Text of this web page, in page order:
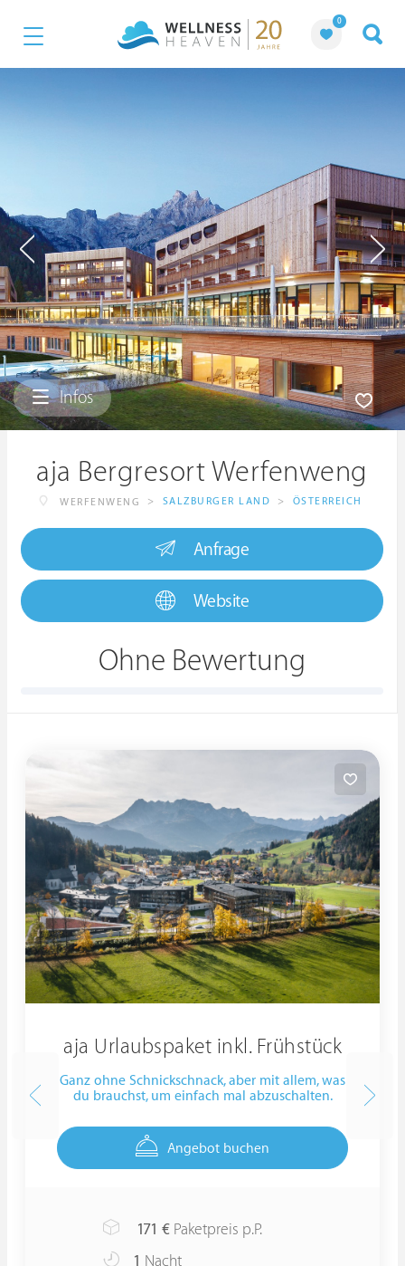
0
Infos
aja Bergresort Werfenweng
WERFENWENG > SALZBURGER LAND > ÖSTERREICH
Anfrage
Website
Ohne Bewertung
aja Urlaubspaket inkl. Frühstück
Ganz ohne Schnickschnack, aber mit allem, was
du brauchst, um einfach mal abzuschalten.
Angebot buchen
171 € Paketpreis p.P.
1 Nacht